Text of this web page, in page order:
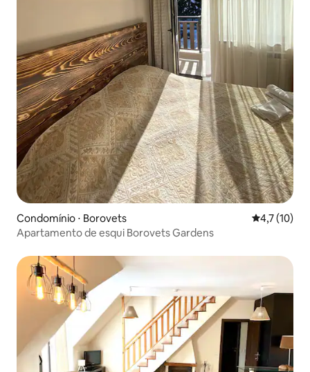
Condomínio ⋅ Borovets 4,7 de uma
4,7 (10)
Apartamento de esqui Borovets Gardens